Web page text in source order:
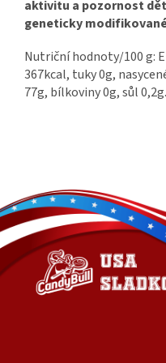
aktivitu a pozornost
geneticky
Nutriční hodnoty/100 g:
367kcal, tuky 0g,
77g, bílkoviny 0g, sůl 0,2g.
á
p
a
í